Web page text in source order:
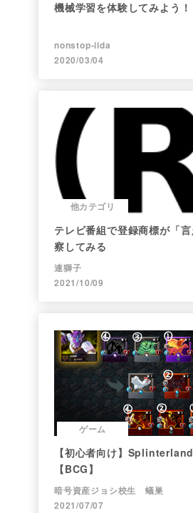
機械学習を体験してみよう！
nonstop-iida
2020/03/04
他カテゴリ
テレビ番組で登録商標が「
察してみる
連獅子
2021/10/09
ゲーム
【初心者向け】
【BCG】
暗号資産ジョシ校生 蟻巣
2021/07/07